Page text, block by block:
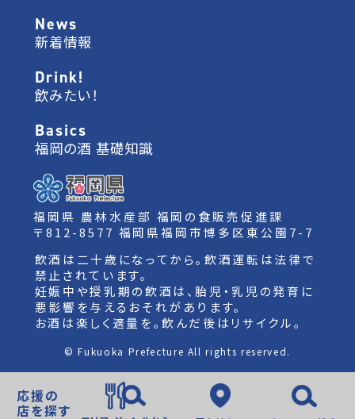
応援の
店を探す
News
新着情報
Drink!
飲みたい！
Basics
福岡の酒 基礎知識
福岡県 農林水産部 福岡の食販売促進課
〒812-8577 福岡県福岡市博多区東公園7-7
飲酒は二十歳になってから。飲酒運転は法律で
禁止されています。
妊娠中や授乳期の飲酒は、胎児・乳児の発育に
悪影響を与えるおそれがあります。
お酒は楽しく適量を。飲んだ後はリサイクル。
© Fukuoka Prefecture All rights reserved.